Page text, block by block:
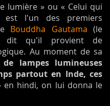
lumière » ou « Celui qui
l'un des premiers
Bouddha Gautama (le
dit qu'il provient de
Au moment de sa
lampes lumineuses
partout en Inde, ces
en hindi, on lui donna le